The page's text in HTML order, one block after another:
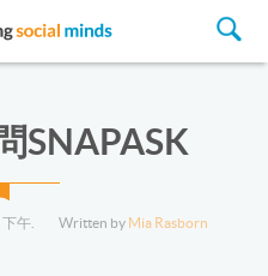
SNAPASK
午. Written by Mia Rasborn